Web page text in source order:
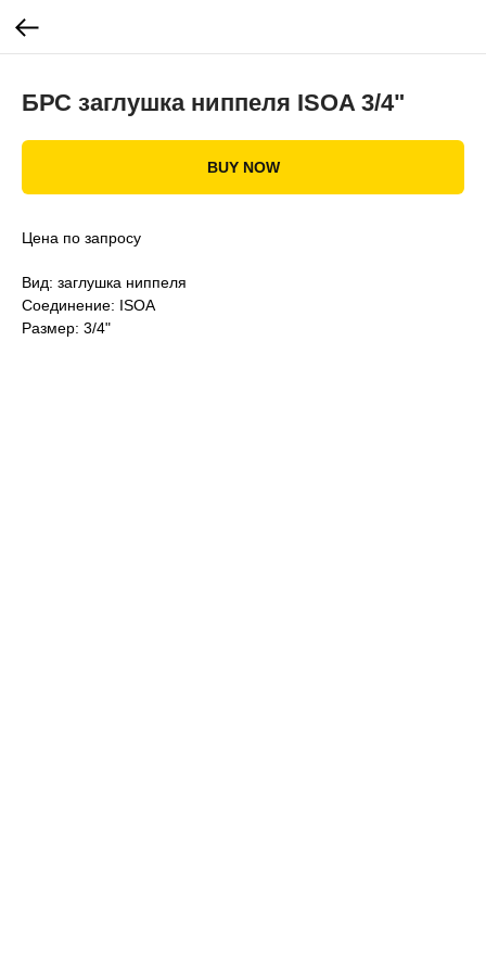
БРС заглушка ниппеля ISOA 3/4"
BUY NOW
Цена по запросу
Вид: заглушка ниппеля
Соединение: ISOA
Размер: 3/4"